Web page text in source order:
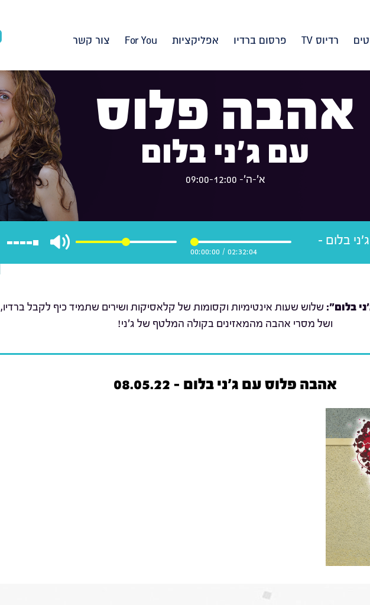
רדיוס TV פרסום ברדיו אפליקציות For You צור קשר
אהבה פלוס
עם ג'ני בלום
א'-ה'- 09:00-12:00
02:32:04
/
00:00:00
בלום -
בלום": שלוש שעות אינטימיות וקסומות של קלאסיקות ושירים שתמיד כיף לקבל ברדיו,
ושל מסרי אהבה מהמאזינים בקולה המלטף של ג'ני!
אהבה פלוס עם ג'ני בלום - 08.05.22